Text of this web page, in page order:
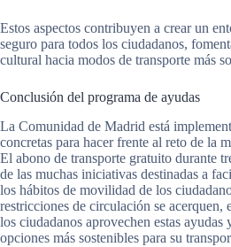
Estos aspectos contribuyen a crear un
seguro para todos los ciudadanos,
cultural hacia modos de transporte más
Conclusión del programa de ayudas
La Comunidad de Madrid está
concretas para hacer frente al reto de la
El abono de transporte gratuito durante
de las muchas iniciativas destinadas a
los hábitos de movilidad de los
restricciones de circulación se acerquen,
los ciudadanos aprovechen estas ayudas
opciones más sostenibles para su